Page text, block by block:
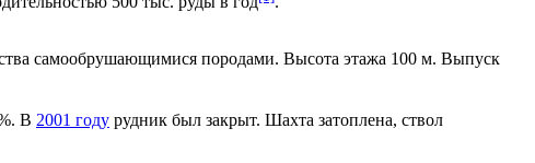
самообрушающимися породами. Высота этажа 100 м. Выпуск
В 2001 году рудник был закрыт. Шахта затоплена, ствол